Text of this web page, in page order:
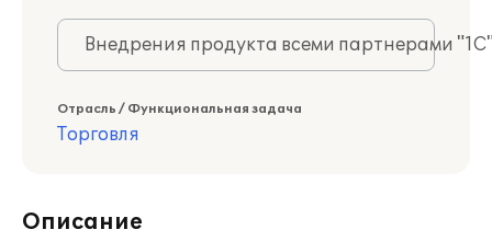
Внедрения продукта всеми партнерами
Отрасль / Функциональная задача
Торговля
Описание